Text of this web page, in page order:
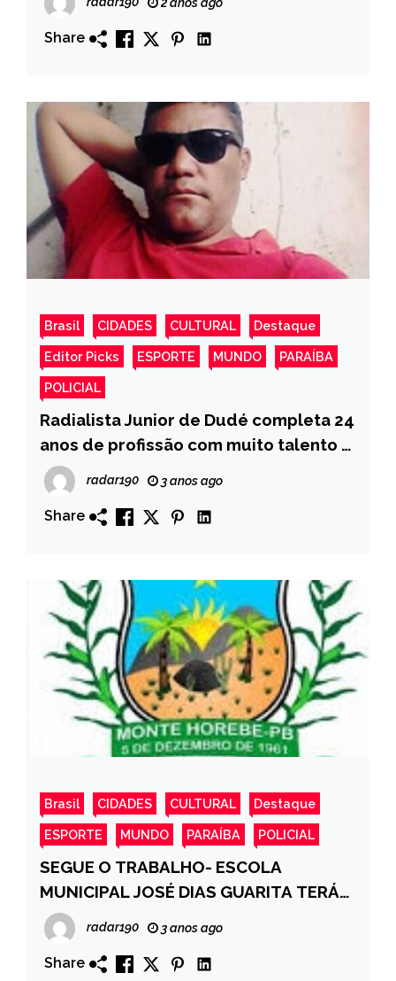
2 anos ago
Share
Brasil CIDADES CULTURAL Destaque
Editor Picks ESPORTE MUNDO PARAÍBA
POLICIAL
Radialista Junior de Dudé completa 24
anos de profissão com muito talento e
dedicação ao Publico
radar190 3 anos ago
Share
Brasil CIDADES CULTURAL Destaque
ESPORTE MUNDO PARAÍBA POLICIAL
SEGUE O TRABALHO- ESCOLA
MUNICIPAL JOSÉ DIAS GUARITA TERÁ
MAIS 6 SALAS DE AULA PARA ATENDER
DEMANDA
radar190 3 anos ago
Share